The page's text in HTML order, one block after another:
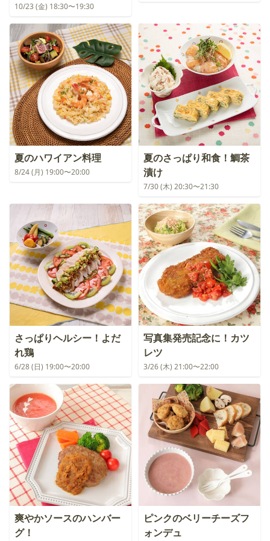
10/23 (金) 18:30〜19:30
夏のハワイアン料理
8/24 (月) 19:00〜20:00
夏のさっぱり和食！鯛茶
漬け
7/30 (木) 20:30〜21:30
さっぱりヘルシー！よだ
れ鶏
6/28 (日) 19:00〜20:00
写真集発売記念に！カツ
レツ
3/26 (木) 21:00〜22:00
爽やかソースのハンバー
グ！
ピンクのベリーチーズフ
ォンデュ